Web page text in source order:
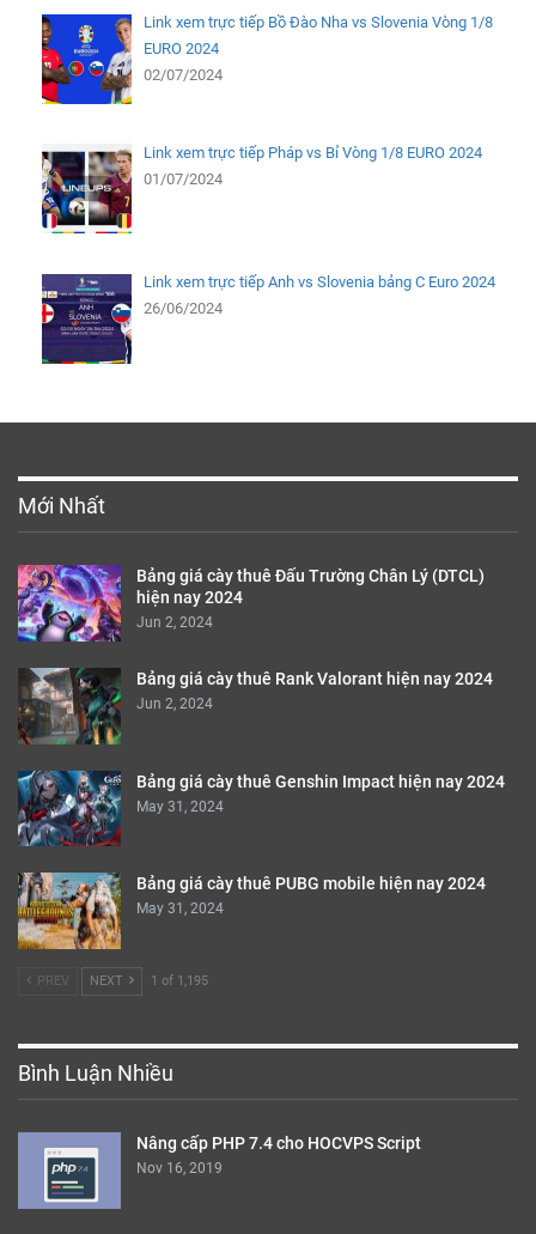
Link xem trực tiếp Bồ Đào Nha vs Slovenia Vòng 1/8
EURO 2024
02/07/2024
Link xem trực tiếp Pháp vs Bỉ Vòng 1/8 EURO 2024
01/07/2024
Link xem trực tiếp Anh vs Slovenia bảng C Euro 2024
26/06/2024
Mới Nhất
Bảng giá cày thuê Đấu Trường Chân Lý (DTCL)
hiện nay 2024
Jun 2, 2024
Bảng giá cày thuê Rank Valorant hiện nay 2024
Jun 2, 2024
Bảng giá cày thuê Genshin Impact hiện nay 2024
May 31, 2024
Bảng giá cày thuê PUBG mobile hiện nay 2024
May 31, 2024
PREV NEXT 1 of 1,195
Bình Luận Nhiều
Nâng cấp PHP 7.4 cho HOCVPS Script
Nov 16, 2019